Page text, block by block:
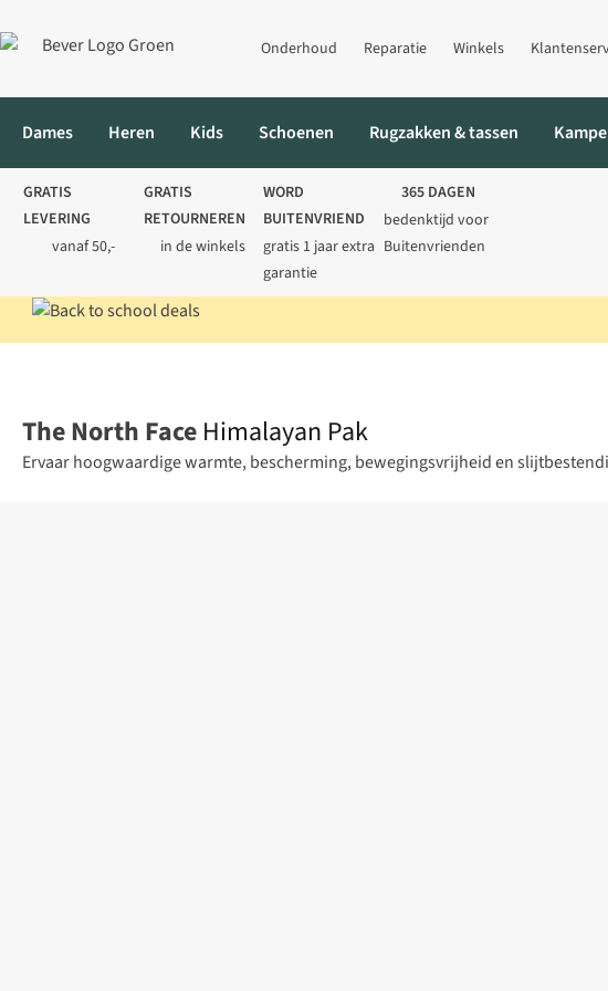
Onderhoud Reparatie Winkels
Dames Heren Kids Schoenen Rugzakken & tassen
GRATIS
LEVERING
vanaf 50,-
GRATIS
RETOURNEREN
in de winkels
WORD
BUITENVRIEND
gratis 1 jaar extra
garantie
365 DAGEN
bedenktijd voor
Buitenvrienden
The North Face Himalayan Pak
Ervaar hoogwaardige warmte, bescherming, bewegingsvrijheid en